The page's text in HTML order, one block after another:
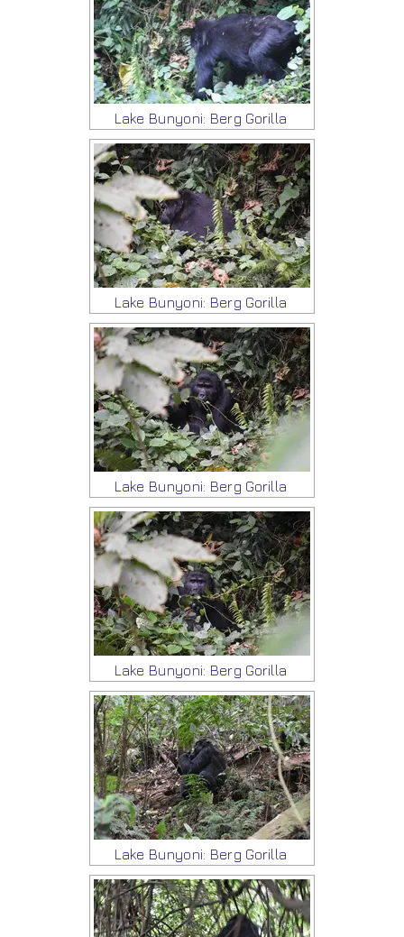
Lake Bunyoni: Berg Gorilla
Lake Bunyoni: Berg Gorilla
Lake Bunyoni: Berg Gorilla
Lake Bunyoni: Berg Gorilla
Lake Bunyoni: Berg Gorilla